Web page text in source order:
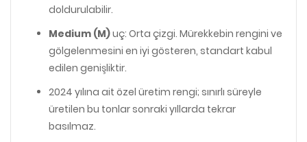
doldurulabilir.
Medium (M)uç: Orta çizgi. Mürekkebin rengini ve
gölgelenmesini en iyi gösteren, standart kabul
edilen genişliktir.
2024 yılına ait özel üretim rengi; sınırlı süreyle
üretilen bu tonlar sonraki yıllarda tekrar
basılmaz.